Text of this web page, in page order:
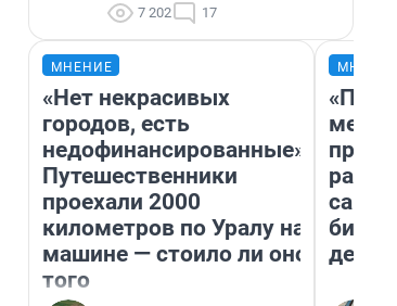
7 202 17
МНЕНИЕ
«Нет некрасивых
городов, есть
недофинансированные».
Путешественники
проехали 2000
километров по Уралу на
машине — стоило ли оно
того